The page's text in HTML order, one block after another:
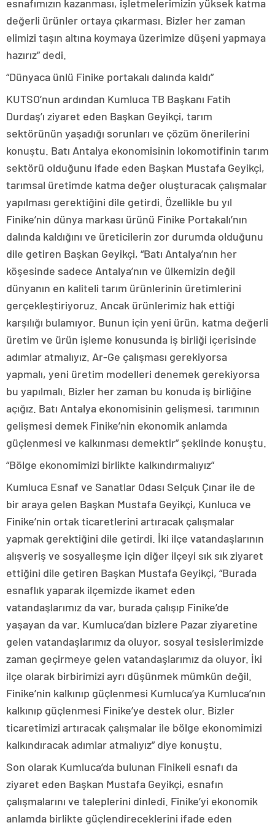
esnafımızın kazanması, işletmelerimizin yüksek katma
değerli ürünler ortaya çıkarması. Bizler her zaman
elimizi taşın altına koymaya üzerimize düşeni yapmaya
hazırız” dedi.
“Dünyaca ünlü Finike portakalı dalında kaldı”
KUTSO’nun ardından Kumluca TB Başkanı Fatih
Durdaş’ı ziyaret eden Başkan Geyikçi, tarım
sektörünün yaşadığı sorunları ve çözüm önerilerini
konuştu. Batı Antalya ekonomisinin lokomotifinin tarım
sektörü olduğunu ifade eden Başkan Mustafa Geyikçi,
tarımsal üretimde katma değer oluşturacak çalışmalar
yapılması gerektiğini dile getirdi. Özellikle bu yıl
Finike’nin dünya markası ürünü Finike Portakalı’nın
dalında kaldığını ve üreticilerin zor durumda olduğunu
dile getiren Başkan Geyikçi, “Batı Antalya’nın her
köşesinde sadece Antalya’nın ve ülkemizin değil
dünyanın en kaliteli tarım ürünlerinin üretimlerini
gerçekleştiriyoruz. Ancak ürünlerimiz hak ettiği
karşılığı bulamıyor. Bunun için yeni ürün, katma değerli
üretim ve ürün işleme konusunda iş birliği içerisinde
adımlar atmalıyız. Ar-Ge çalışması gerekiyorsa
yapmalı, yeni üretim modelleri denemek gerekiyorsa
bu yapılmalı. Bizler her zaman bu konuda iş birliğine
açığız. Batı Antalya ekonomisinin gelişmesi, tarımının
gelişmesi demek Finike’nin ekonomik anlamda
güçlenmesi ve kalkınması demektir” şeklinde konuştu.
“Bölge ekonomimizi birlikte kalkındırmalıyız”
Kumluca Esnaf ve Sanatlar Odası Selçuk Çınar ile de
bir araya gelen Başkan Mustafa Geyikçi, Kunluca ve
Finike’nin ortak ticaretlerini artıracak çalışmalar
yapmak gerektiğini dile getirdi. İki ilçe vatandaşlarının
alışveriş ve sosyalleşme için diğer ilçeyi sık sık ziyaret
ettiğini dile getiren Başkan Mustafa Geyikçi, “Burada
esnaflık yaparak ilçemizde ikamet eden
vatandaşlarımız da var, burada çalışıp Finike’de
yaşayan da var. Kumluca’dan bizlere Pazar ziyaretine
gelen vatandaşlarımız da oluyor, sosyal tesislerimizde
zaman geçirmeye gelen vatandaşlarımız da oluyor. İki
ilçe olarak birbirimizi ayrı düşünmek mümkün değil.
Finike’nin kalkınıp güçlenmesi Kumluca’ya Kumluca’nın
kalkınıp güçlenmesi Finike’ye destek olur. Bizler
ticaretimizi artıracak çalışmalar ile bölge ekonomimizi
kalkındıracak adımlar atmalıyız” diye konuştu.
Son olarak Kumluca’da bulunan Finikeli esnafı da
ziyaret eden Başkan Mustafa Geyikçi, esnafın
çalışmalarını ve taleplerini dinledi. Finike’yi ekonomik
anlamda birlikte güçlendireceklerini ifade eden